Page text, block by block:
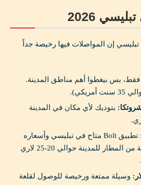
2026
إن المواصلات فيها رخيصة جداً
بس بيغطوا أهم مناطق المدينة.
بتوديك لأي مكان في المدينة
تطبيق Bolt متاح في تبليسي وأسعاره
رخيصة جداً. توصيلة من المطار للمدينة حوالي 20-25 لاري
وسيلة ممتعة ورخيصة للوصول لقلعة